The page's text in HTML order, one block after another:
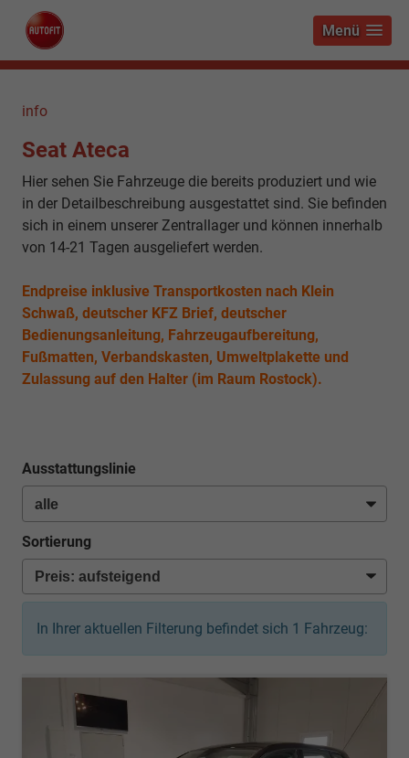
Menü
info
Seat Ateca
Hier sehen Sie Fahrzeuge die bereits produziert und wie
in der Detailbeschreibung ausgestattet sind. Sie befinden
sich in einem unserer Zentrallager und können innerhalb
von 14-21 Tagen ausgeliefert werden.
Endpreise inklusive Transportkosten nach Klein
Schwaß, deutscher KFZ Brief, deutscher
Bedienungsanleitung, Fahrzeugaufbereitung,
Fußmatten, Verbandskasten, Umweltplakette und
Zulassung auf den Halter (im Raum Rostock).
Ausstattungslinie
Sortierung
In Ihrer aktuellen Filterung befindet sich 1 Fahrzeug: